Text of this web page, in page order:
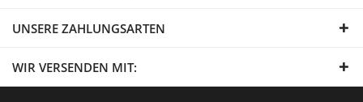
UNSERE ZAHLUNGSARTEN
WIR VERSENDEN MIT: